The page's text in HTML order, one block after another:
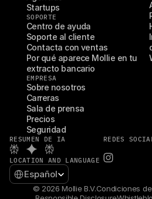
Startups
SOPORTE
Centro de ayuda
Soporte al cliente
Contacta con ventas
Por qué aparece Mollie en tu
extracto bancario
EMPRESA
Sobre nosotros
Carreras
Sala de prensa
Precios
Seguridad
RESUMEN DE IA REDES
LOCATION AND LANGUAGE
Select Language
Español
© 2026 Mollie B.V.Condiciones